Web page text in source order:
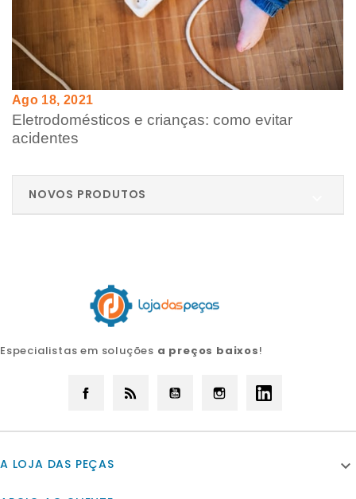
Ago 18, 2021
Eletrodomésticos e crianças: como evitar
acidentes
NOVOS PRODUTOS
Especialistas em soluções a preços baixos!
Facebook YouTube Instagram
A LOJA DAS PEÇAS 